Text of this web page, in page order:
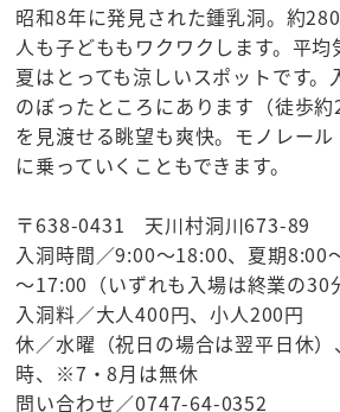
昭和8年に発見された鍾乳洞。約
人も子どももワクワクします。平均
夏はとっても涼しいスポットです。
のぼったところにあります（徒歩
を見渡せる眺望も爽快。モノレール
に乗っていくこともできます。
〒638-0431 天川村洞川673-89
入洞時間／9:00～18:00、夏期8:00
～17:00（いずれも入場は終業の30
入洞料／大人400円、小人200円
休／水曜（祝日の場合は翌平日休
時、※7・8月は無休
問い合わせ／0747-64-0352